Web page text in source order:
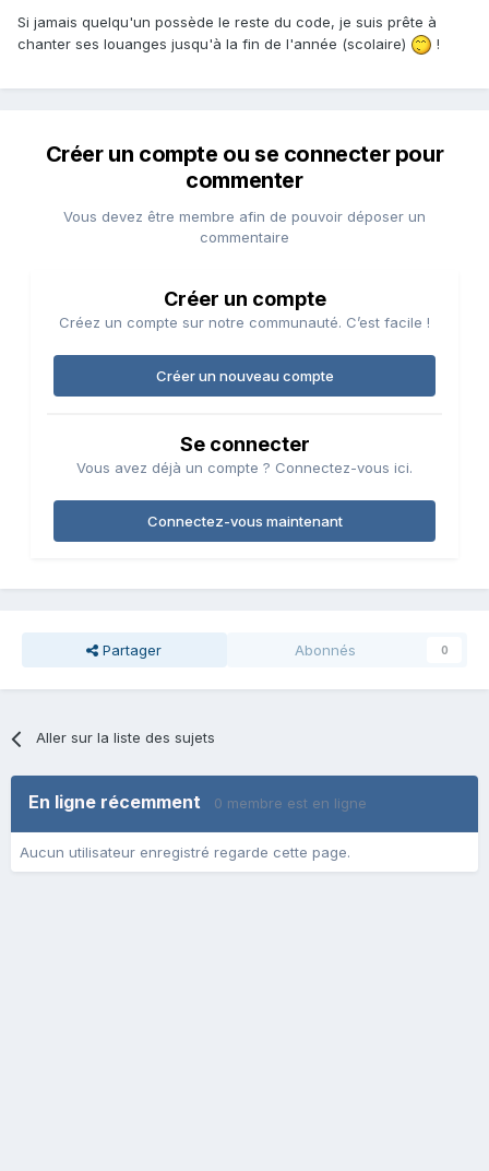
Si jamais quelqu'un possède le reste du code, je suis prête à
chanter ses louanges jusqu'à la fin de l'année (scolaire)
!
Créer un compte ou se connecter pour
commenter
Vous devez être membre afin de pouvoir déposer un
commentaire
Créer un compte
Créez un compte sur notre communauté. C’est facile !
Créer un nouveau compte
Se connecter
Vous avez déjà un compte ? Connectez-vous ici.
Connectez-vous maintenant
Partager Abonnés 0
Aller sur la liste des sujets
En ligne récemment 0 membre est en ligne
Aucun utilisateur enregistré regarde cette page.